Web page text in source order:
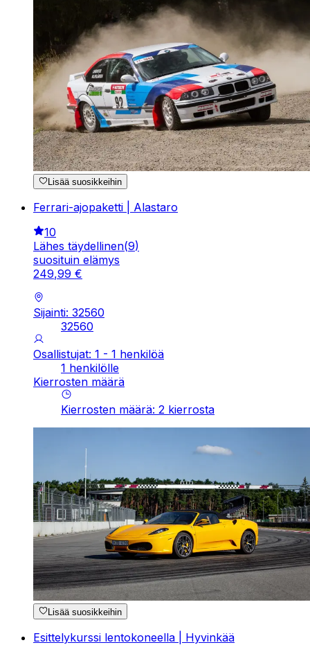
Lisää suosikkeihin
Ferrari-ajopaketti | Alastaro
10
Lähes täydellinen(9)
suosituin elämys
249,99 €
Sijainti: 32560
32560
Osallistujat: 1 - 1 henkilöä
1 henkilölle
Kierrosten määrä
Kierrosten määrä: 2 kierrosta
Lisää suosikkeihin
Esittelykurssi lentokoneella | Hyvinkää